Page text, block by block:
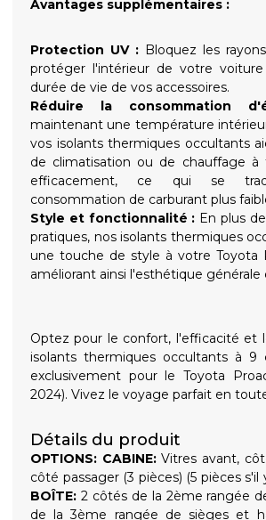
Avantages supplémentaires :
Protection UV : Bloquez les
protéger l'intérieur de votre
durée de vie de vos accessoires.
Réduire la consommation
maintenant une température
vos isolants thermiques occultants
de climatisation ou de chauffage à
efficacement, ce qui se
consommation de carburant plus
Style et fonctionnalité : En plus
pratiques, nos isolants thermiques
une touche de style à votre Toyota
améliorant ainsi l'esthétique générale
Optez pour le confort, l'efficacité et
isolants thermiques occultants à 9
exclusivement pour le Toyota
2024). Vivez le voyage parfait en
Détails du produit
OPTIONS: CABINE:Vitres avant,
côté passager (3 pièces) (5 pièces s'il
BOÎTE: 2 côtés de la 2ème rangée
de la 3ème rangée de sièges et